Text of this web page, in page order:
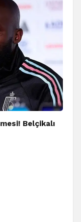
Belçikalı